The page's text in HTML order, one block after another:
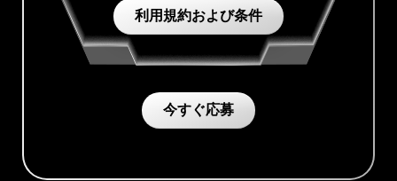
利用規約および条件
今すぐ応募